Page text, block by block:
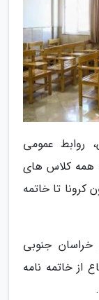
روابط عمومی
همه کلاس های
تا خاتمه
جنوبی
از خاتمه نامه